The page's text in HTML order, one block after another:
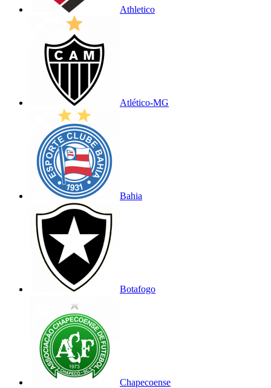
Athletico
Atlético-MG
Bahia
Botafogo
Chapecoense